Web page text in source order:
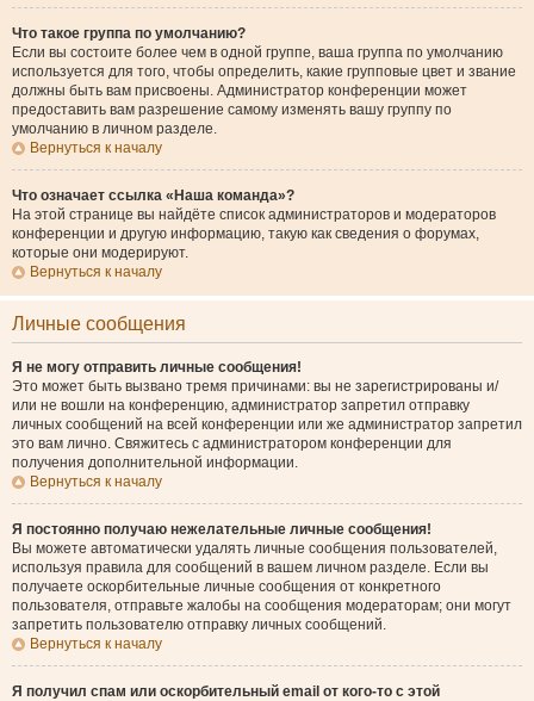
Что такое группа по умолчанию?
Если вы состоите более чем в одной группе, ваша группа по умолчанию
используется для того, чтобы определить, какие групповые цвет и звание
должны быть вам присвоены. Администратор конференции может
предоставить вам разрешение самому изменять вашу группу по
умолчанию в личном разделе.
Вернуться к началу
Что означает ссылка «Наша команда»?
На этой странице вы найдёте список администраторов и модераторов
конференции и другую информацию, такую как сведения о форумах,
которые они модерируют.
Вернуться к началу
Личные сообщения
Я не могу отправить личные сообщения!
Это может быть вызвано тремя причинами: вы не зарегистрированы и/
или не вошли на конференцию, администратор запретил отправку
личных сообщений на всей конференции или же администратор запретил
это вам лично. Свяжитесь с администратором конференции для
получения дополнительной информации.
Вернуться к началу
Я постоянно получаю нежелательные личные сообщения!
Вы можете автоматически удалять личные сообщения пользователей,
используя правила для сообщений в вашем личном разделе. Если вы
получаете оскорбительные личные сообщения от конкретного
пользователя, отправьте жалобы на сообщения модераторам; они могут
запретить пользователю отправку личных сообщений.
Вернуться к началу
Я получил спам или оскорбительный email от кого-то с этой